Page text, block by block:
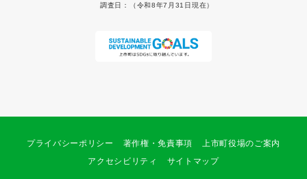
調査日：
（令和8年7月31日現在）
プライバシーポリシー 著作権・免責事項
上市町役場のご案内
アクセシビリティ
サイトマップ